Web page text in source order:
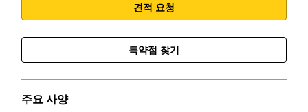
견적 요청
특약점 찾기
주요 사양